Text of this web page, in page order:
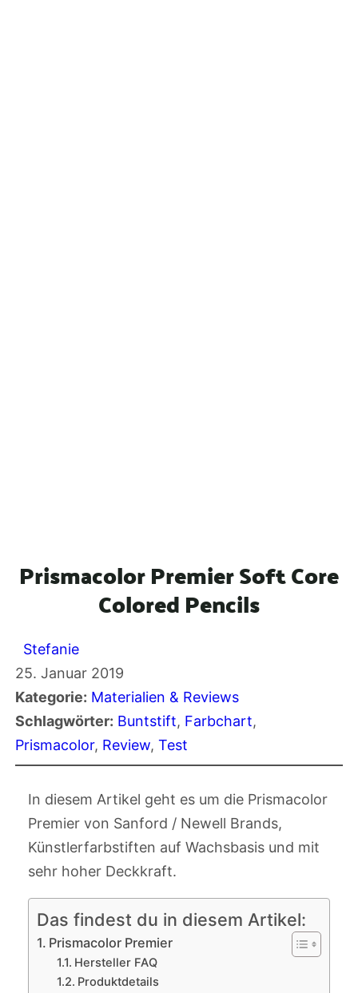
Prismacolor Premier Soft Core
Colored Pencils
Stefanie
25. Januar 2019
Kategorie: Materialien & Reviews
Schlagwörter: Buntstift, Farbchart
Prismacolor, Review, Test
In diesem Artikel geht es um die Prismacolor
Premier von Sanford / Newell Brands,
Künstlerfarbstiften auf Wachsbasis und mit
sehr hoher Deckkraft.
Das findest du in diesem Artikel:
Prismacolor Premier
Hersteller FAQ
Produktdetails